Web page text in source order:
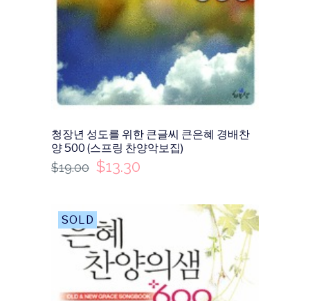
청장년 성도를 위한 큰글씨 큰은혜 경배찬
양 500 (스프링 찬양악보집)
$19.00 $13.30
SALE